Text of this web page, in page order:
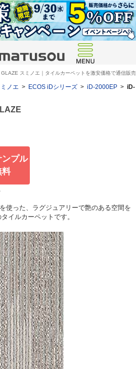
スミノエ｜タイルカーペットを激安価格で通信販売
ノエ > ECOS iDシリーズ > iD-2000EP > iD-
ンプル
料
使った、ラグジュアリーで艶のある空間を
イルカーペットです。